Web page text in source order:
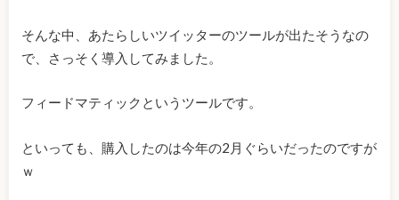
そんな中、あたらしいツイッターのツールが出たそうなの
で、さっそく導入してみました。
フィードマティックというツールです。
といっても、購入したのは今年の2月ぐらいだったのですが
ｗ